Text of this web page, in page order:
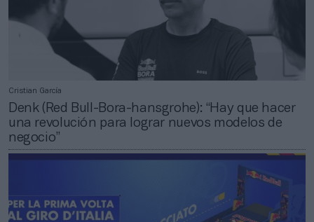
Cristian García
Denk (Red Bull-Bora-hansgrohe): “Hay que hacer
una revolución para lograr nuevos modelos de
negocio”